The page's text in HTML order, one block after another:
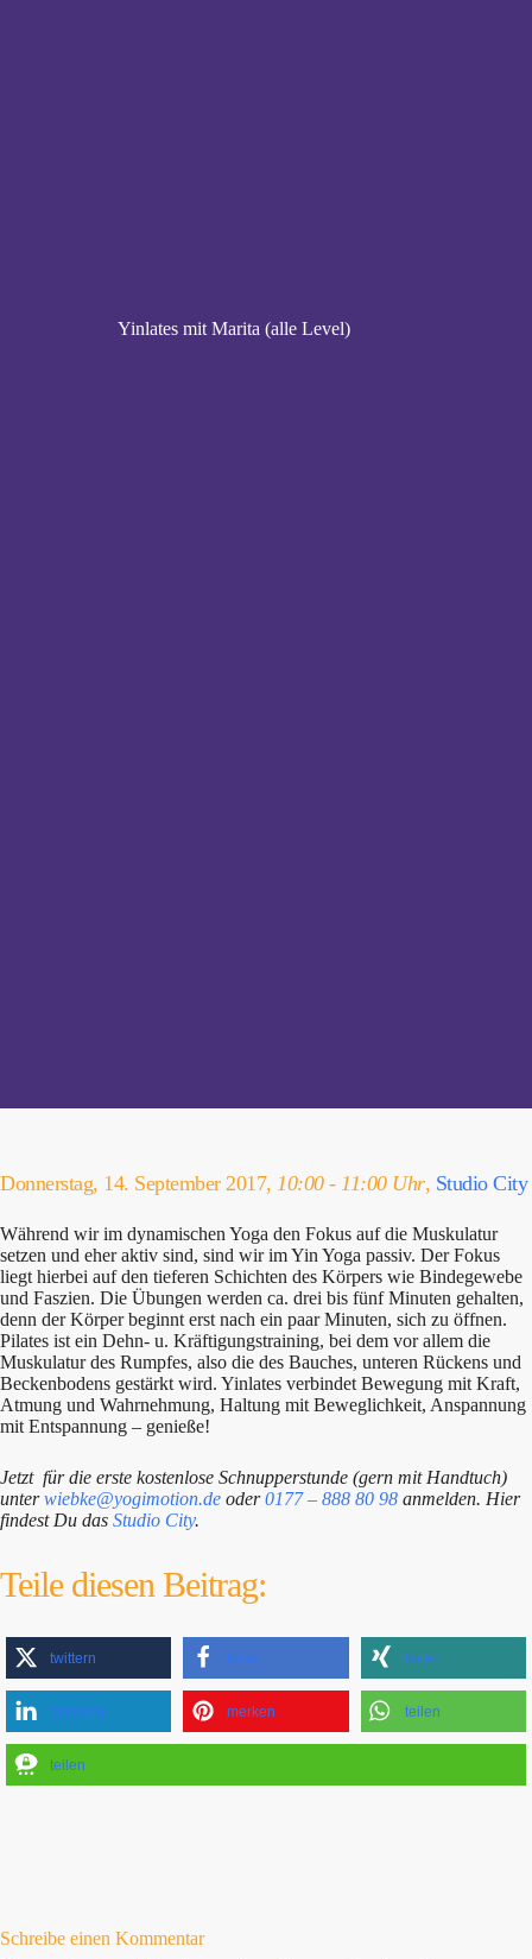
Yinlates mit Marita (alle Level)
Donnerstag, 14. September 2017, 10:00 - 11:00 Uhr, Studio City
Während wir im dynamischen Yoga den Fokus auf die Muskulatur
setzen und eher aktiv sind, sind wir im Yin Yoga passiv. Der Fokus
liegt hierbei auf den tieferen Schichten des Körpers wie Bindegewebe
und Faszien. Die Übungen werden ca. drei bis fünf Minuten gehalten,
denn der Körper beginnt erst nach ein paar Minuten, sich zu öffnen.
Pilates ist ein Dehn- u. Kräftigungstraining, bei dem vor allem die
Muskulatur des Rumpfes, also die des Bauches, unteren Rückens und
Beckenbodens gestärkt wird. Yinlates verbindet Bewegung mit Kraft,
Atmung und Wahrnehmung, Haltung mit Beweglichkeit, Anspannung
mit Entspannung – genieße!
Jetzt für die erste kostenlose Schnupperstunde (gern mit Handtuch)
unterwiebke@yogimotion.de oder0177 – 888 80 98 anmelden. Hier
findest Du das Studio City.
Teile diesen Beitrag:
twittern teilen teilen
mitteilen merken teilen
teilen
Schreibe einen Kommentar